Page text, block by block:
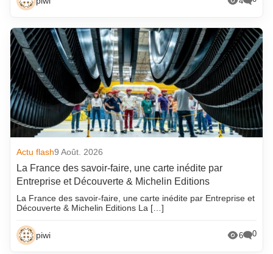
Actu flash9 Août. 2026
La France des savoir-faire, une carte inédite par
Entreprise et Découverte & Michelin Editions
La France des savoir-faire, une carte inédite par Entreprise et
Découverte & Michelin Editions La […]
piwi 6 0